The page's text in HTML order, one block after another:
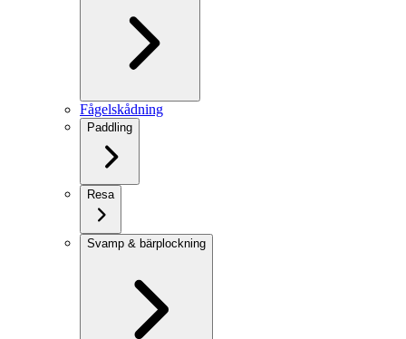
Fågelskådning
Paddling
Resa
Svamp & bärplockning